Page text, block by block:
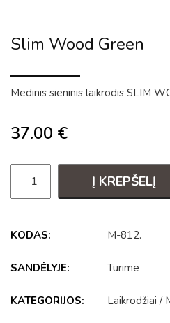
Slim Wood Green
Medinis sieninis laikrodis SLIM
37.00 €
Į KREPŠELĮ
KODAS: M-812.
SANDĖLYJE: Turime
KATEGORIJOS: Laikrodžiai /